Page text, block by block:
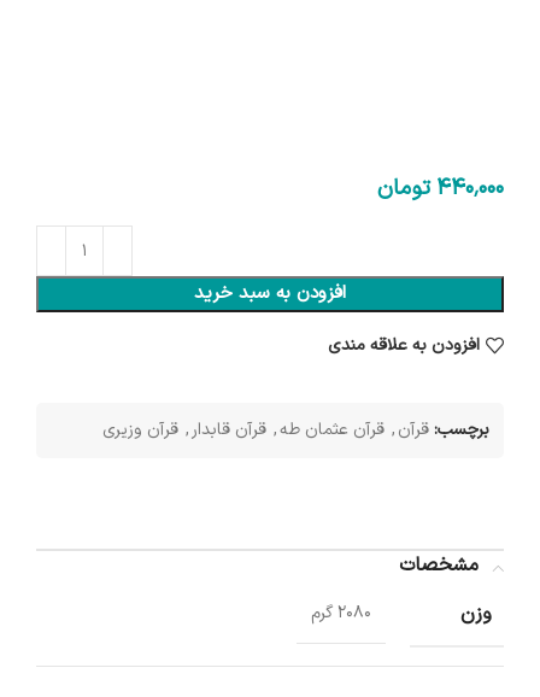
440٬000 تومان
افزودن به سبد خرید
افزودن به علاقه مندی
برچسب:قرآن, قرآن عثمان طه, قرآن قابدار , قرآن وزیری
مشخصات
وزن
2080 گرم